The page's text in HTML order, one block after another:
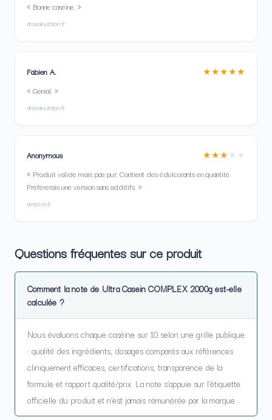
« Bonne caséine. »
dravelnutrition.fr
Fabien A. ★★★★★
« Génial. »
dravelnutrition.fr
Anonymous ★★★ ★ ★
« Produit valide mais pas pur. Contient des édulcorants en quantité.
Préférerais une version sans additifs. »
amazon.it
Questions fréquentes sur ce produit
Comment la note de Ultra Casein COMPLEX 2000g est-elle
calculée ?
Nous évaluons chaque caséine sur 10 selon une grille publique
: qualité des ingrédients, dosages comparés aux références
cliniquement efficaces, certifications, transparence de la
formule et rapport qualité/prix. La note s’appuie sur l’étiquette
officielle du produit et n’est jamais rémunérée par la marque.